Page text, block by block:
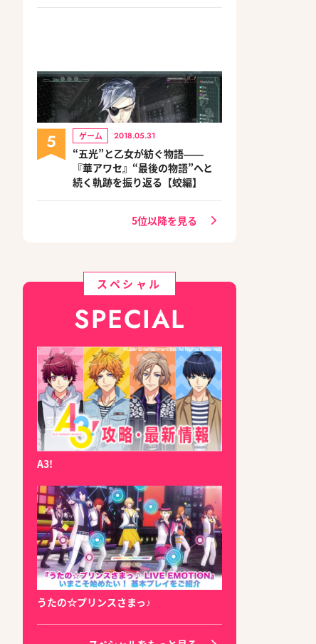
5 ゲーム 2018.05.31
“五光”と乙女が紡ぐ物語――
『華アワセ』“最後の物語”へと
続く軌跡を振り返る【蛟編】
5位以降を見る
スペシャル
SPECIAL
A3!
うたの☆プリンスさまっ♪